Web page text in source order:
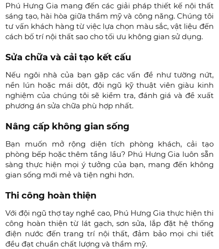
Phú Hưng Gia mang đến các giải pháp thiết kế nội thất
sáng tạo, hài hòa giữa thẩm mỹ và công năng. Chúng tôi
tư vấn khách hàng từ việc lựa chọn màu sắc, vật liệu đến
cách bố trí nội thất sao cho tối ưu không gian sử dụng.
Sửa chữa và cải tạo kết cấu
Nếu ngôi nhà của bạn gặp các vấn đề như tường nứt,
nền lún hoặc mái dột, đội ngũ kỹ thuật viên giàu kinh
nghiệm của chúng tôi sẽ kiểm tra, đánh giá và đề xuất
phương án sửa chữa phù hợp nhất.
Nâng cấp không gian sống
Bạn muốn mở rộng diện tích phòng khách, cải tạo
phòng bếp hoặc thêm tầng lầu? Phú Hưng Gia luôn sẵn
sàng thực hiện mọi ý tưởng của bạn, mang đến không
gian sống mới mẻ và tiện nghi hơn.
Thi công hoàn thiện
Với đội ngũ thợ tay nghề cao, Phú Hưng Gia thực hiện thi
công hoàn thiện từ lát gạch, sơn sửa, lắp đặt hệ thống
điện nước đến trang trí nội thất, đảm bảo mọi chi tiết
đều đạt chuẩn chất lượng và thẩm mỹ.